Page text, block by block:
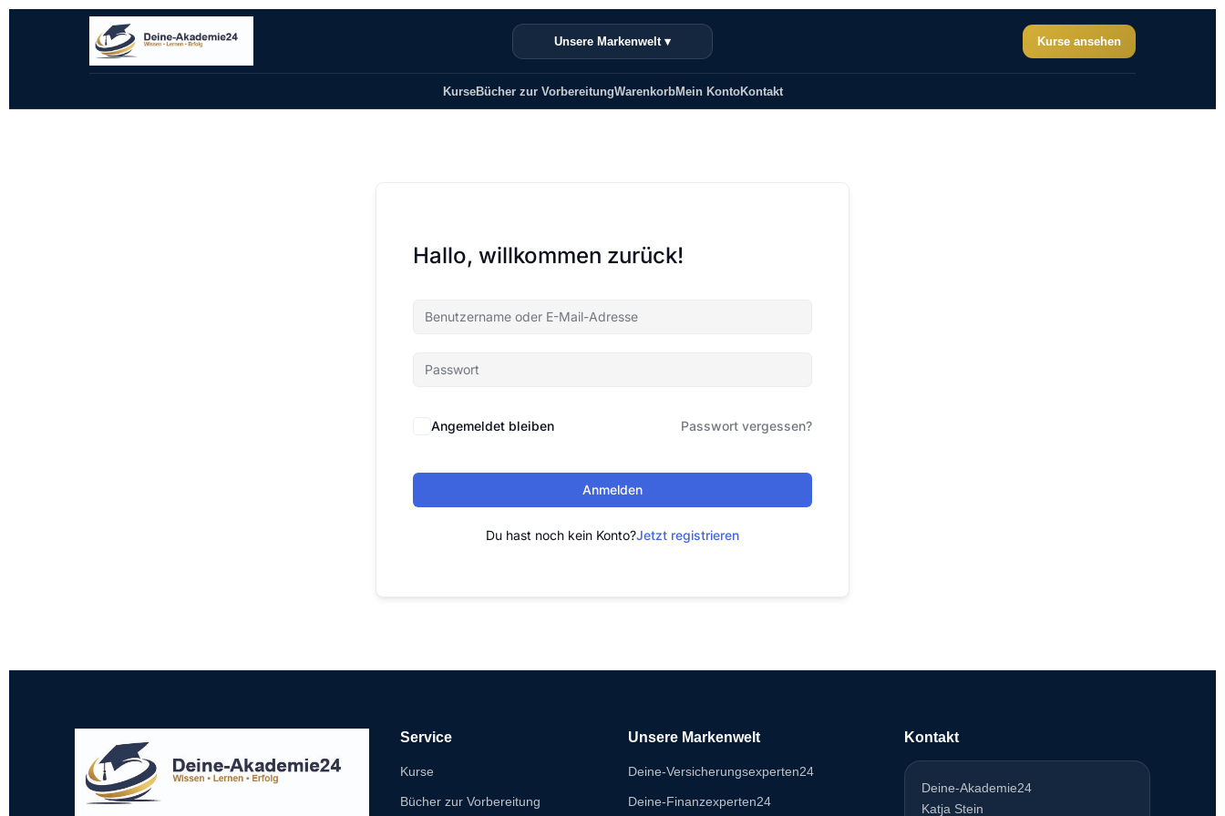
Unsere Markenwelt ▾ Kurse ansehen
KurseBücher zur VorbereitungWarenkorbMein KontoKontakt
Hallo, willkommen zurück!
Angemeldet bleiben Passwort vergessen?
Anmelden
Du hast noch kein Konto?Jetzt registrieren
Service
Kurse
Bücher zur Vorbereitung
Unsere Markenwelt
Deine-Versicherungsexperten24
Deine-Finanzexperten24
Kontakt
Deine-Akademie24
Katja Stein